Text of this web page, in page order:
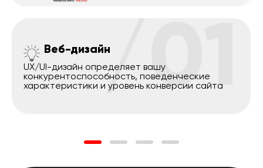
/01
Веб-дизайн
UX/UI-дизайн определяет вашу
конкурентоспособность, поведенческие
характеристики и уровень конверсии сайта